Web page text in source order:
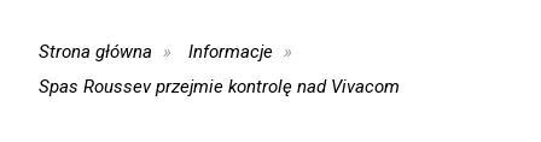
Strona główna
Informacje
Spas Roussev przejmie kontrolę nad Vivacom